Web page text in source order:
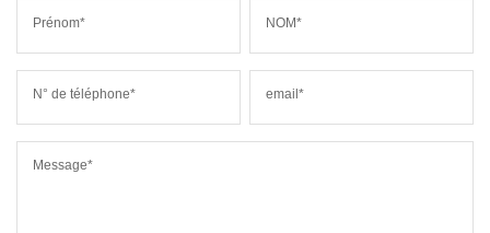
Prénom* NOM*
N° de téléphone* email*
Message*